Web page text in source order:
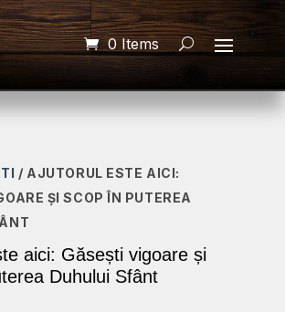
0 Items
/ AJUTORUL ESTE AICI:
ȘI SCOP ÎN PUTEREA
aici: Găsești vigoare și
Duhului Sfânt